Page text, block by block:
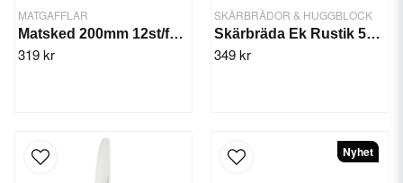
MATGAFFLAR
Matsked 200mm 12st/fp. Manhattan
319 kr
SKÄRBRÄDOR & HUGGBLOCK
Skärbräda Ek Rustik 50x30x3,5 cm
349 kr
Nyhet